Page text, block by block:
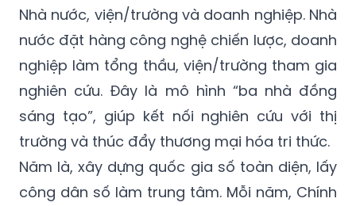
Nhà nước, viện/trường và doanh nghiệp. Nhà
nước đặt hàng công nghệ chiến lược, doanh
nghiệp làm tổng thầu, viện/trường tham gia
nghiên cứu. Đây là mô hình “ba nhà đồng
sáng tạo”, giúp kết nối nghiên cứu với thị
trường và thúc đẩy thương mại hóa tri thức.
Năm là, xây dựng quốc gia số toàn diện, lấy
công dân số làm trung tâm. Mỗi năm, Chính